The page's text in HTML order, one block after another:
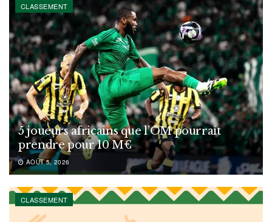
CLASSEMENT
5 joueurs africains que l’OM pourrait
prendre pour 10 M€
AOÛT 5, 2026
CLASSEMENT